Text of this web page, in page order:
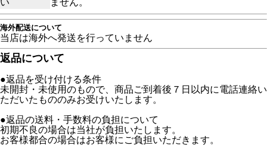
い
ません。
海外配送について
当店は海外へ発送を行っていません
返品について
●返品を受け付ける条件
未開封・未使用のもので、商品ご到着後７日以内に電話連絡い
ただいたもののみお受けいたします。
●返品の送料・手数料の負担について
初期不良の場合は当社が負担いたします。
お客様都合の場合はお客様にご負担いただきます。